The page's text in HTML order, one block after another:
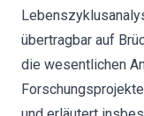
übertragbar auf
die wesentlichen